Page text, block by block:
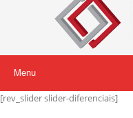
Menu
[rev_slider slider-diferenciais]